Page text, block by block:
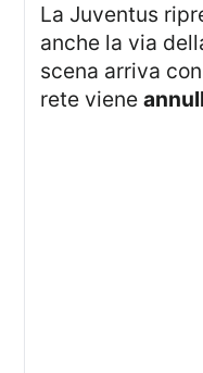
La Juventus riprende l’iniziativa e trova
anche la via
scena arriva
rete viene